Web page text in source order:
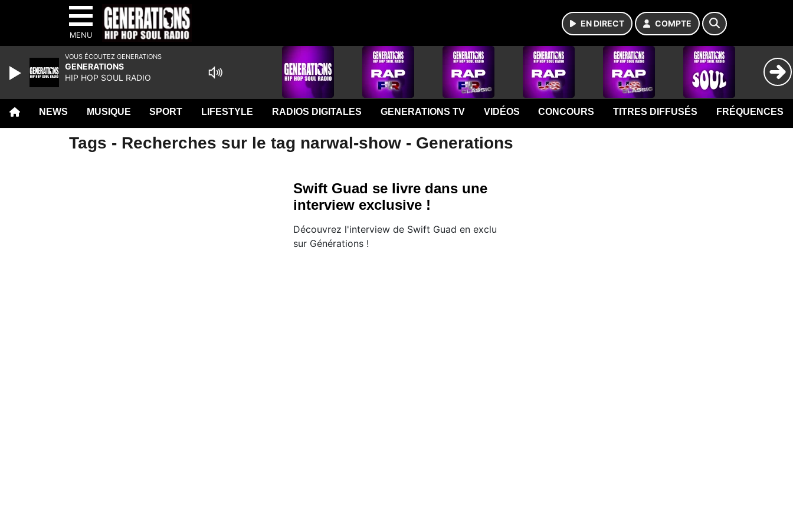
MENU
EN DIRECT COMPTE
NEWS MUSIQUE SPORT LIFESTYLE RADIOS DIGITALES GENERATIONS TV VIDÉOS CONCOURS TITRES DIFFUSÉS FRÉQUENCES
Tags - Recherches sur le tag narwal-show - Generations
Swift Guad se livre dans une
interview exclusive !
Découvrez l'interview de Swift Guad en exclu
sur Générations !
VOUS ÉCOUTEZ GENERATIONS
GENERATIONS
HIP HOP SOUL RADIO